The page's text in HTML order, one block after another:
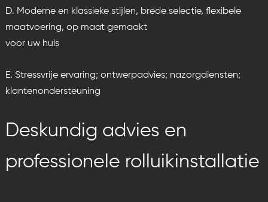
D. Moderne en klassieke stijlen, brede selectie, flexibele
maatvoering, op maat gemaakt
voor uw huis
E. Stressvrije ervaring; ontwerpadvies; nazorgdiensten;
klantenondersteuning
Deskundig advies en
professionele rolluikinstallatie